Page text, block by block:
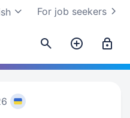
For job seekers